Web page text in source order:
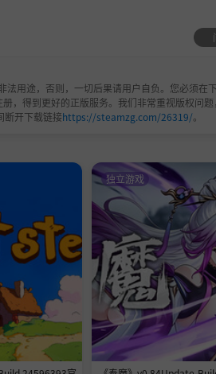
用途，否则，一切后果请用户自负。您必须在
，得到更好的正版服务。我们非常重视版权问题
开下载链接https://steamzg.com/26319/。
独立游戏